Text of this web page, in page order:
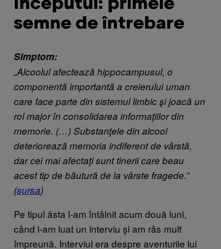
Începutul: primele
semne de întrebare
Simptom:
„Alcoolul afectează hippocampusul, o
componentă importantă a creierului uman
care face parte din sistemul limbic şi joacă un
rol major în consolidarea informaţiilor din
memorie. (…) Substanţele din alcool
deteriorează memoria indiferent de vârstă,
dar cei mai afectaţi sunt tinerii care beau
acest tip de băutură de la vârste fragede.”
(sursa)
Pe tipul ăsta l-am întâlnit acum două luni,
când i-am luat un interviu și am râs mult
împreună. Interviul era despre aventurile lui